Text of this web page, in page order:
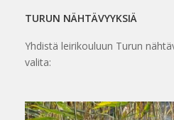
TURUN NÄHTÄVYYKSIÄ
Yhdistä leirikouluun Turun
valita: